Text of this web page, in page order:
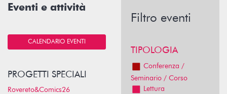
Eventi e attività
CALENDARIO EVENTI
PROGETTI SPECIALI
Rovereto&Comics26
Filtro eventi
TIPOLOGIA
Conferenza /
Seminario / Corso
Lettura